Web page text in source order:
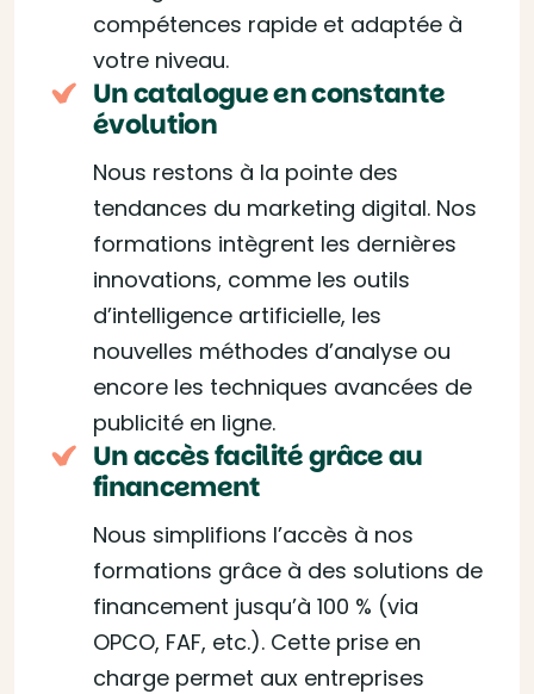
compétences rapide et adaptée à
votre niveau.
Un catalogue en constante
évolution
Nous restons à la pointe des
tendances du marketing digital. Nos
formations intègrent les dernières
innovations, comme les outils
d’intelligence artificielle, les
nouvelles méthodes d’analyse ou
encore les techniques avancées de
publicité en ligne.
Un accès facilité grâce au
financement
Nous simplifions l’accès à nos
formations grâce à des solutions de
financement jusqu’à 100 % (via
OPCO, FAF, etc.). Cette prise en
charge permet aux entreprises